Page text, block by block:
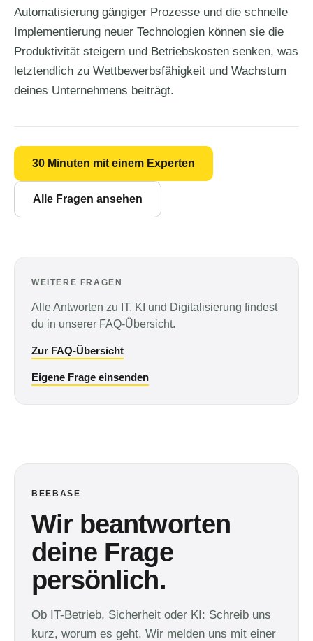
Automatisierung gängiger Prozesse und die schnelle
Implementierung neuer Technologien können sie die
Produktivität steigern und Betriebskosten senken, was
letztendlich zu Wettbewerbsfähigkeit und Wachstum
deines Unternehmens beiträgt.
30 Minuten mit einem Experten
Alle Fragen ansehen
WEITERE FRAGEN
Alle Antworten zu IT, KI und Digitalisierung findest
du in unserer FAQ-Übersicht.
Zur FAQ-Übersicht
Eigene Frage einsenden
BEEBASE
Wir beantworten
deine Frage
persönlich.
Ob IT-Betrieb, Sicherheit oder KI: Schreib uns
kurz, worum es geht. Wir melden uns mit einer